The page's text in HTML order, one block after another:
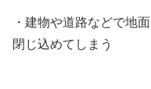
・建物や道路などで地
閉じ込めてしまう